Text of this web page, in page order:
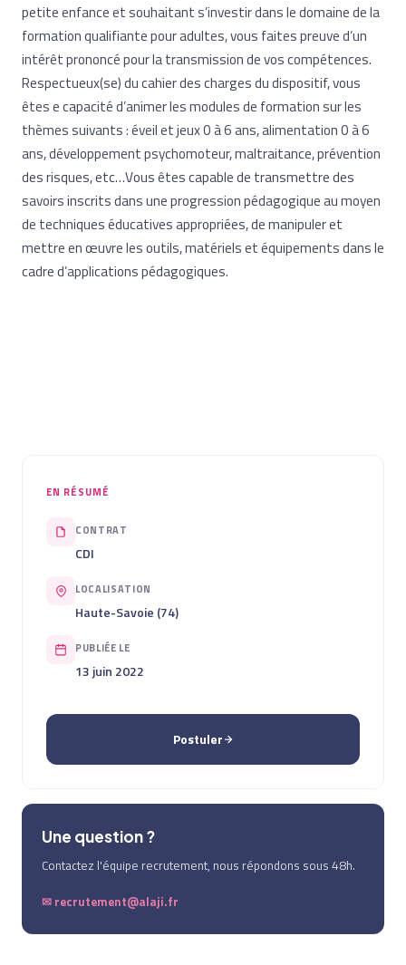
petite enfance et souhaitant s’investir dans le domaine de la
formation qualifiante pour adultes, vous faites preuve d’un
intérêt prononcé pour la transmission de vos compétences.
Respectueux(se) du cahier des charges du dispositif, vous
êtes e capacité d’animer les modules de formation sur les
thèmes suivants : éveil et jeux 0 à 6 ans, alimentation 0 à 6
ans, développement psychomoteur, maltraitance, prévention
des risques, etc…Vous êtes capable de transmettre des
savoirs inscrits dans une progression pédagogique au moyen
de techniques éducatives appropriées, de manipuler et
mettre en œuvre les outils, matériels et équipements dans le
cadre d’applications pédagogiques.
EN RÉSUMÉ
CONTRAT
CDI
LOCALISATION
Haute-Savoie (74)
PUBLIÉE LE
13 juin 2022
Postuler
Une question ?
Contactez l'équipe recrutement, nous répondons sous 48h.
✉ recrutement@alaji.fr